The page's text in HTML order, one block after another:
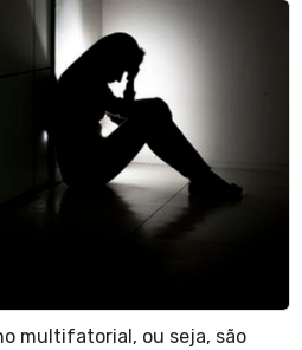
multifatorial, ou seja, são